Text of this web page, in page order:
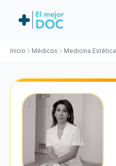
Inicio Médicos Medicina Estética